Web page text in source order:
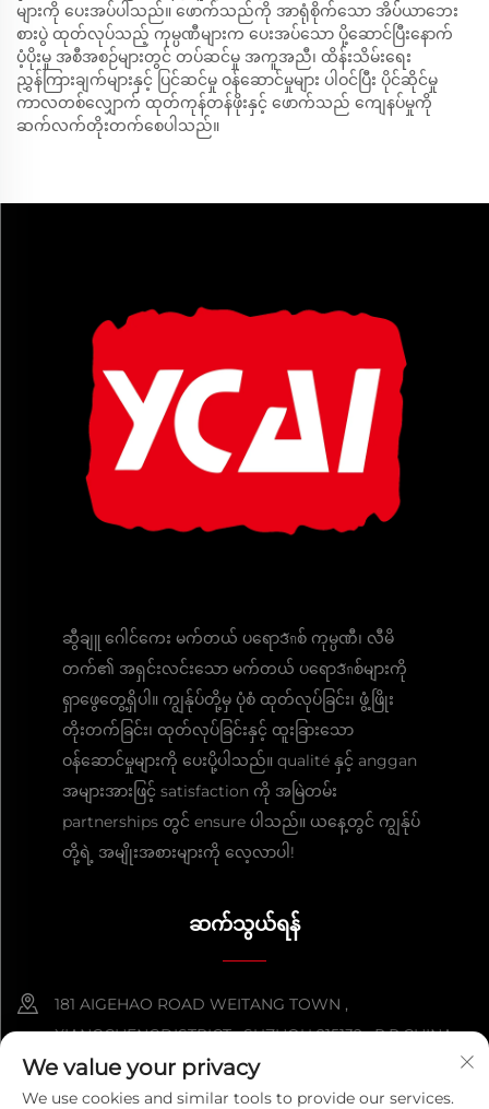
များကို ပေးအပ်ပါသည်။ ဖောက်သည်ကို အာရုံစိုက်သော အိပ်ယာဘေး
စားပွဲ ထုတ်လုပ်သည့် ကုမ္ပဏီများက ပေးအပ်သော ပို့ဆောင်ပြီးနောက်
ပံ့ပိုးမှု အစီအစဉ်များတွင် တပ်ဆင်မှု အကူအညီ၊ ထိန်းသိမ်းရေး
ညွှန်ကြားချက်များနှင့် ပြင်ဆင်မှု ဝန်ဆောင်မှုများ ပါဝင်ပြီး ပိုင်ဆိုင်မှု
ကာလတစ်လျှောက် ထုတ်ကုန်တန်ဖိုးနှင့် ဖောက်သည် ကျေနပ်မှုကို
ဆက်လက်တိုးတက်စေပါသည်။
ဆွီချူ ဂေါင်ကေး မက်တယ် ပရောဒักစ် ကုမ္ပဏီ၊ လီမိ
တက်၏ အရှင်းလင်းသော မက်တယ် ပရောဒักစ်များကို
ရှာဖွေတွေ့ရှိပါ။ ကျွန်ုပ်တို့မှ ပုံစံ ထုတ်လုပ်ခြင်း၊ ဖွံ့ဖြိုး
တိုးတက်ခြင်း၊ ထုတ်လုပ်ခြင်းနှင့် ထူးခြားသော
ဝန်ဆောင်မှုများကို ပေးပို့ပါသည်။ qualité နှင့် anggan
အများအားဖြင့် satisfaction ကို အမြဲတမ်း
partnerships တွင် ensure ပါသည်။ ယနေ့တွင် ကျွန်ုပ်
တို့ရဲ့ အမျိုးအစားများကို လေ့လာပါ!
ဆက်သွယ်ရန်
181 AIGEHAO ROAD WEITANG TOWN ,
XIANGCHENGDISTRICT , SUZHOU 215132 , P.R.CHINA
+86-152 5000 0863
We value your privacy
We use cookies and similar tools to provide our services.